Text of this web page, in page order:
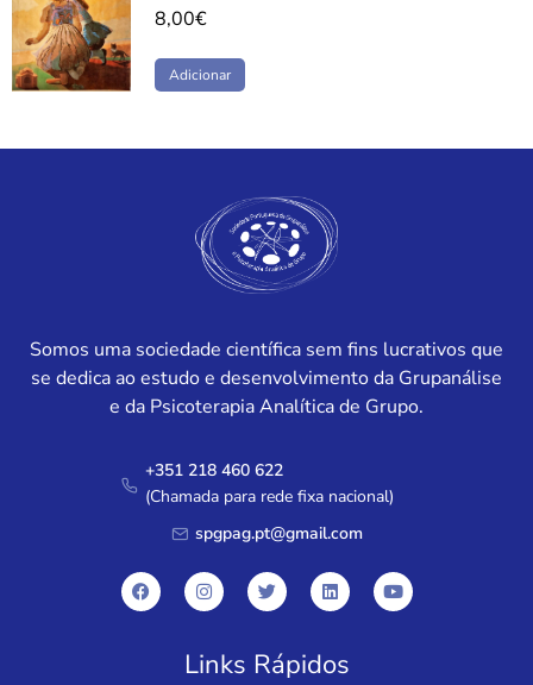
8,00€
Adicionar
Somos uma sociedade científica sem fins lucrativos que
se dedica ao estudo e desenvolvimento da Grupanálise
e da Psicoterapia Analítica de Grupo.
+351 218 460 622
(Chamada para rede fixa nacional)
spgpag.pt@gmail.com
Links Rápidos